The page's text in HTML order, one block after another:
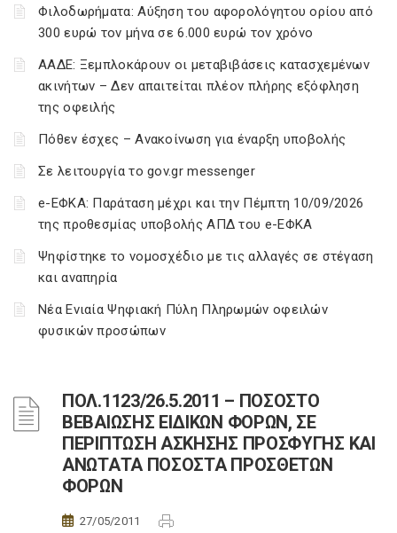
Φιλοδωρήματα: Αύξηση του αφορολόγητου ορίου από
300 ευρώ τον μήνα σε 6.000 ευρώ τον χρόνο
ΑΑΔΕ: Ξεμπλοκάρουν οι μεταβιβάσεις κατασχεμένων
ακινήτων – Δεν απαιτείται πλέον πλήρης εξόφληση
της οφειλής
Πόθεν έσχες – Ανακοίνωση για έναρξη υποβολής
Σε λειτουργία το gov.gr messenger
e-ΕΦΚΑ: Παράταση μέχρι και την Πέμπτη 10/09/2026
της προθεσμίας υποβολής ΑΠΔ του e-ΕΦΚΑ
Ψηφίστηκε το νομοσχέδιο με τις αλλαγές σε στέγαση
και αναπηρία
Νέα Ενιαία Ψηφιακή Πύλη Πληρωμών οφειλών
φυσικών προσώπων
ΠΟΛ.1123/26.5.2011 – ΠΟΣΟΣΤΟ
ΒΕΒΑΙΩΣΗΣ ΕΙΔΙΚΩΝ ΦΟΡΩΝ, ΣΕ
ΠΕΡΙΠΤΩΣΗ ΑΣΚΗΣΗΣ ΠΡΟΣΦΥΓΗΣ ΚΑΙ
ΑΝΩΤΑΤΑ ΠΟΣΟΣΤΑ ΠΡΟΣΘΕΤΩΝ
ΦΟΡΩΝ
27/05/2011